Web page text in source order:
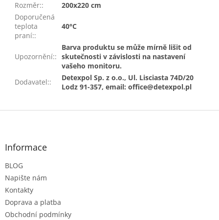
Rozměr::
200x220 cm
Doporučená
teplota
praní::
40°C
Upozornění::
Barva produktu se může mírně lišit od
skutečnosti v závislosti na nastavení
vašeho monitoru.
Dodavatel::
Detexpol Sp. z o.o., Ul. Lisciasta 74D/20
Lodz 91-357, email: office@detexpol.pl
Z
Informace
BLOG
Napište nám
Kontakty
Doprava a platba
Obchodní podmínky